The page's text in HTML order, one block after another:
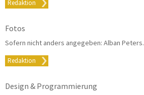
Redaktion
Fotos
Sofern nicht anders angegeben: Alban Peters.
Redaktion
Design & Programmierung